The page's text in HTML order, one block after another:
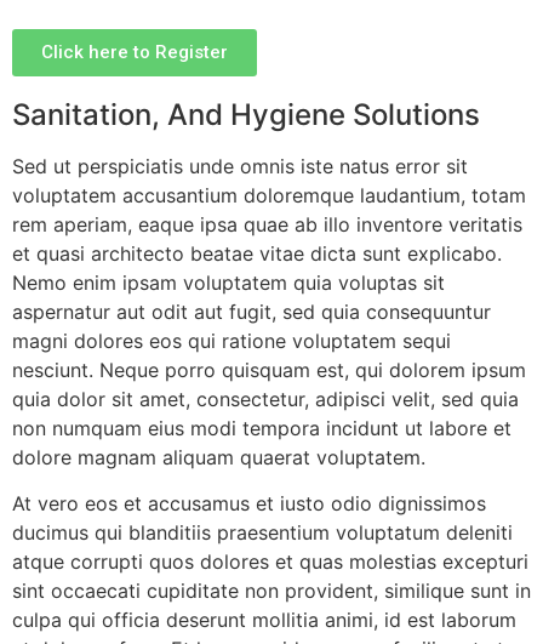
Sri Matta Raghavendra
Sri DVVS Prasad & Smt. Subhashini
VIP Member, Tirupati, AP
Prof. Bhavanari Satyanarayana & Smt. Jayalakshmi
Click here to Register
Sanitation, And Hygiene Solutions
Sed ut perspiciatis unde omnis iste natus error sit
voluptatem accusantium doloremque laudantium, totam
rem aperiam, eaque ipsa quae ab illo inventore veritatis
et quasi architecto beatae vitae dicta sunt explicabo.
Nemo enim ipsam voluptatem quia voluptas sit
aspernatur aut odit aut fugit, sed quia consequuntur
magni dolores eos qui ratione voluptatem sequi
nesciunt. Neque porro quisquam est, qui dolorem ipsum
quia dolor sit amet, consectetur, adipisci velit, sed quia
non numquam eius modi tempora incidunt ut labore et
dolore magnam aliquam quaerat voluptatem.
At vero eos et accusamus et iusto odio dignissimos
ducimus qui blanditiis praesentium voluptatum deleniti
atque corrupti quos dolores et quas molestias excepturi
sint occaecati cupiditate non provident, similique sunt in
culpa qui officia deserunt mollitia animi, id est laborum